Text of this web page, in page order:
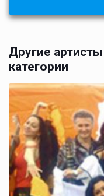
Другие
категории